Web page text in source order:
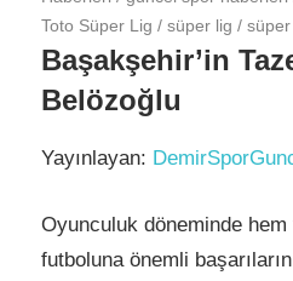
Toto Süper Lig / süper lig /
Başakşehir’in
Belözoğlu
Yayınlayan:
Oyunculuk döneminde hem
futboluna önemli